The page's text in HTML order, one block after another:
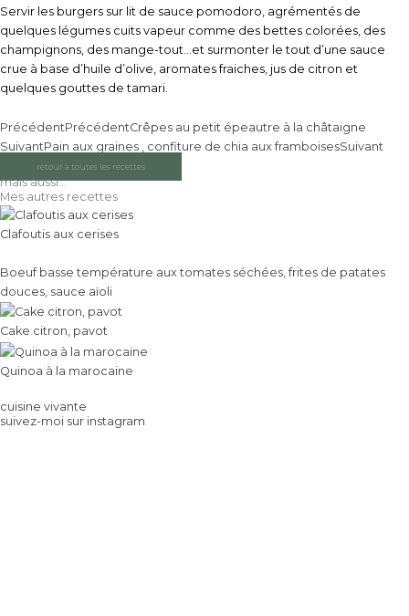
Servir les burgers sur lit de sauce pomodoro, agrémentés de
quelques légumes cuits vapeur comme des bettes colorées, des
champignons, des mange-tout…et surmonter le tout d’une sauce
crue à base d’huile d’olive, aromates fraiches, jus de citron et
quelques gouttes de tamari.
PrécédentPrécédentCrêpes au petit épeautre à la châtaigne
SuivantPain aux graines , confiture de chia aux framboisesSuivant
retour à toutes les recettes
mais aussi...
Mes autres recettes
Clafoutis aux cerises
Boeuf basse température aux tomates séchées, frites de patates
douces, sauce aïoli
Cake citron, pavot
Quinoa à la marocaine
cuisine vivante
suivez-moi sur instagram